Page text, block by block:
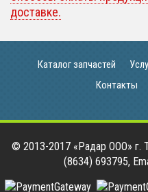
доставке.
Каталог запчастей
Контакты
© 2013-2017 «Радар ООО» г.
(8634) 693795,